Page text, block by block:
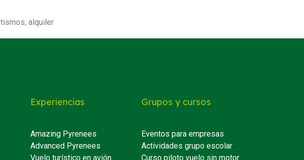
alquiler
Experiencias
Amazing Pyrenees
Advanced Pyrenees
Vuelo turístico en avión
Grupos y cursos
Eventos para empresas
Actividades grupo escolar
Curso piloto vuelo sin motor